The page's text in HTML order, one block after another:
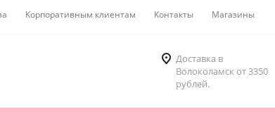
Корпоративным клиентам Контакты Магазины
Доставка в
Волоколамск от 3350
рублей.